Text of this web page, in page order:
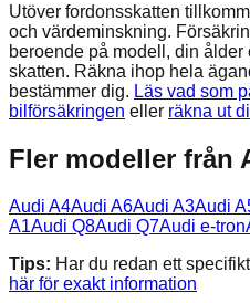
Utöver fordonsskatten
och värdeminskning.
beroende på modell, din
skatten. Räkna ihop hela
bestämmer dig. Läs vad som
bilförsäkringen eller räkna ut
Fler modeller från
Audi A4Audi A6Audi A3Audi
A1Audi Q8Audi Q7Audi e-tron
Tips: Har du redan ett
här för exakt information